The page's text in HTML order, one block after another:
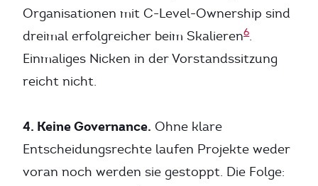
Organisationen mit C-Level-Ownership sind
dreimal erfolgreicher beim Skalieren6.
Einmaliges Nicken in der Vorstandssitzung
reicht nicht.
4. Keine Governance. Ohne klare
Entscheidungsrechte laufen Projekte weder
voran noch werden sie gestoppt. Die Folge: